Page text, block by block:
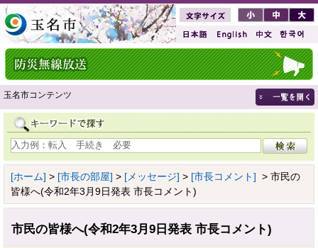
玉名市コンテンツ
[ホーム] > [市長の部屋] > [メッセージ] > [市長コメント] > 市民の
皆様へ(令和2年3月9日発表 市長コメント)
市民の皆様へ(令和2年3月9日発表 市長コメント)